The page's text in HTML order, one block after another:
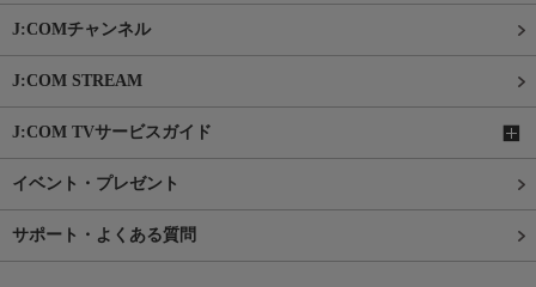
J:COMチャンネル
J:COM STREAM
J:COM TVサービスガイド
イベント・プレゼント
サポート・よくある質問